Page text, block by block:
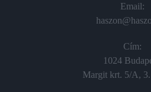
Email:
Cím:
1024
Margit krt. 5/A, 3.